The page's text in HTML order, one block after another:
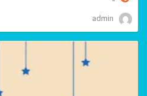
admin